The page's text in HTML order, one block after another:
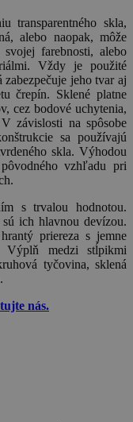
transparentného skla,
alebo naopak, môže
farebnosti, alebo
Vždy je použité
jeho tvar aj
črepín. Sklené platne
cez bodové uchytenia,
závislosti na spôsobe
sa používajú
skla. Výhodou
vzhľadu pri
s trvalou hodnotou.
ich hlavnou devízou.
priereza s jemne
Výplň medzi stĺpikmi
tyčovina, sklená
nás.